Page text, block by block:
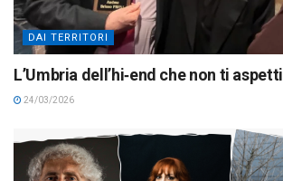
DAI TERRITORI
L’Umbria dell’hi‑end che non ti aspetti
24/03/2026